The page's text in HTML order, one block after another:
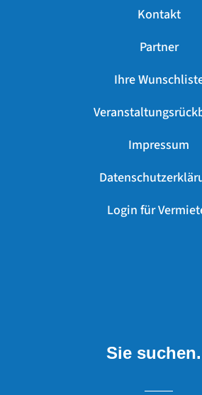
Kontakt
Partner
Ihre
Impressum
Login für
Sie